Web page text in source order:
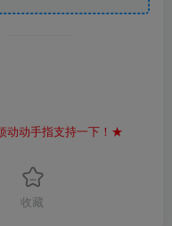
动动手指支持一下！★
收藏